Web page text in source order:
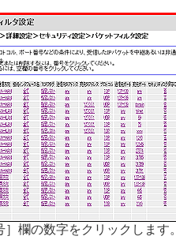
欄の数字をクリックします